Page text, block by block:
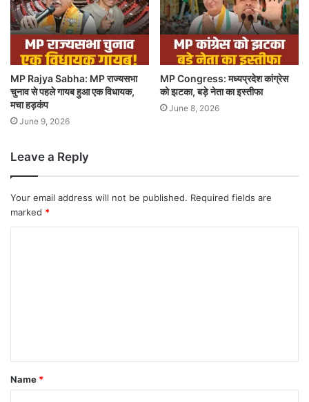
MP Rajya Sabha: MP राज्यसभा
चुनाव से पहले गायब हुआ एक विधायक,
मचा हड़कंप
June 9, 2026
MP Congress: मध्यप्रदेश कांग्रेस
को झटका, बड़े नेता का इस्तीफा
June 8, 2026
Leave a Reply
Your email address will not be published. Required fields are
marked *
Name *